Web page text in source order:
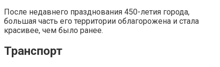
После недавнего празднования 450-летия города,
большая часть его территории облагорожена и стала
красивее, чем было ранее.
Транспорт